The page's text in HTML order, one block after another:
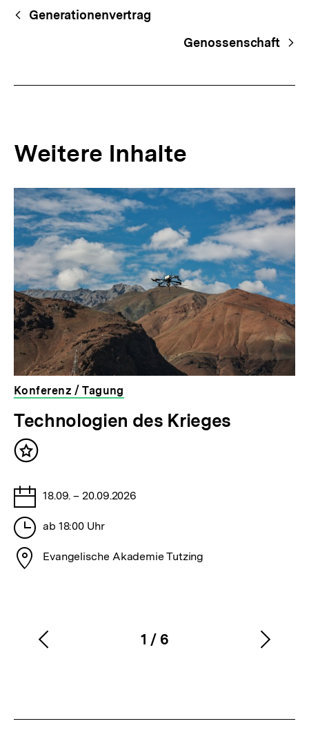
Begriffsnavigation
Content-
Navigation
Generationenvertrag
Genossenschaft
Weitere Inhalte
Inhaltskarousell
für
weitere
Inhalte
Inhaltskarussell
überspringen
Konferenz / Tagung
veranstaltet
von
der
bpb
Technologien des Krieges
Inhalt
Tage
18.09. – 20.09.2026
Stunden
ab 18:00 Uhr
Stadt
Evangelische Akademie Tutzing
Karussellinhalt
1
von
/ 6
Vorherigen